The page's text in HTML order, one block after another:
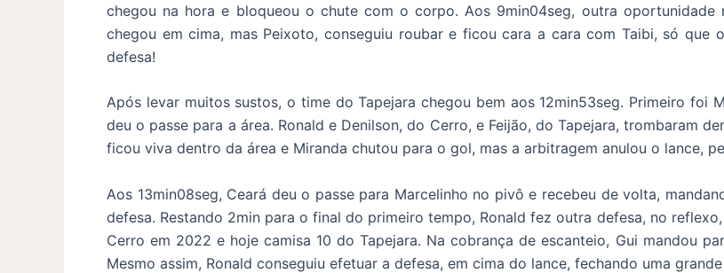
chegou na hora e bloqueou o chute com o corpo. Aos 9min04seg, outra
chegou em cima, mas Peixoto, conseguiu roubar e ficou cara a cara com Taibi, só que
defesa!
Após levar muitos sustos, o time do Tapejara chegou bem aos 12min53seg. Primeiro foi
deu o passe para a área. Ronald e Denilson, do Cerro, e Feijão, do Tapejara, trombaram
ficou viva dentro da área e Miranda chutou para o gol, mas a arbitragem anulou o
Aos 13min08seg, Ceará deu o passe para Marcelinho no pivô e recebeu de volta,
defesa. Restando 2min para o final do primeiro tempo, Ronald fez outra defesa, no
Cerro em 2022 e hoje camisa 10 do Tapejara. Na cobrança de escanteio, Gui mandou
Mesmo assim, Ronald conseguiu efetuar a defesa, em cima do lance, fechando uma